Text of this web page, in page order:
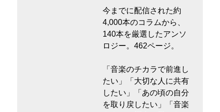
今までに配信された約
4,000本のコラムから、
140本を厳選したアンソ
ロジー。462ページ。
「音楽のチカラで前進し
たい」「大切な人に共有
したい」「あの頃の自分
を取り戻したい」「音楽